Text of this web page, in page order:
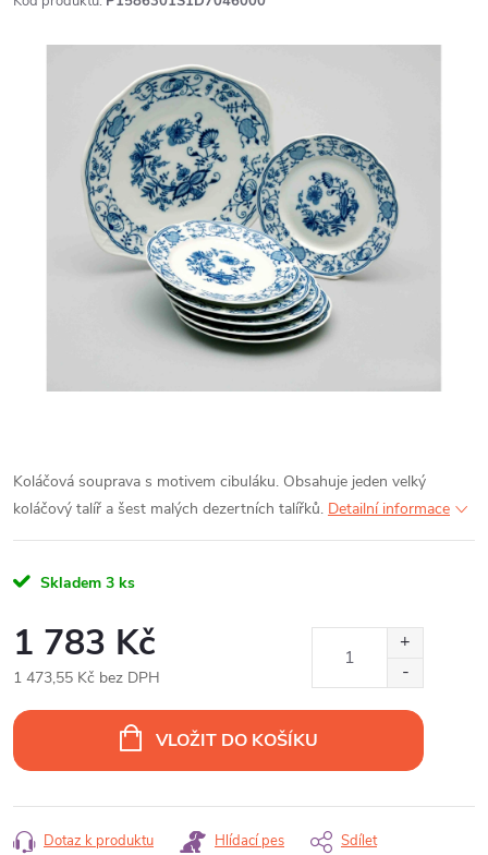
Koláčová souprava s motivem cibuláku. Obsahuje jeden velký
koláčový talíř a šest malých dezertních talířků. Detailní informace
Skladem 3 ks
1 783 Kč
1 473,55 Kč bez DPH
cena:
VLOŽIT DO KOŠÍKU
Dotaz k produktu Hlídací pes Sdílet